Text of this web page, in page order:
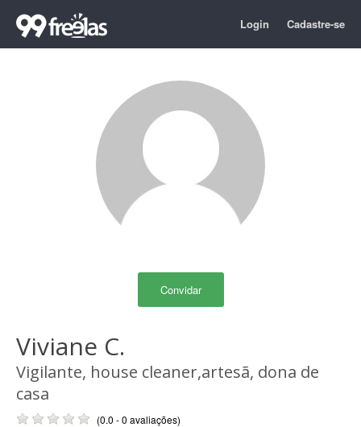
Login Cadastre-se
Convidar
Viviane C.
Vigilante, house cleaner,artesã, dona de
casa
(0.0 - 0 avaliações)